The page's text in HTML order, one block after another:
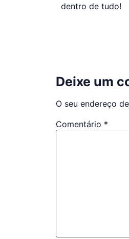
dentro de tudo!
Deixe um
O seu endereço
Comentário *